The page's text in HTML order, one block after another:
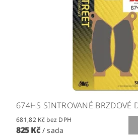
674HS SINTROVANÉ BRZDOVÉ
681,82 Kč bez DPH
825 Kč / sada